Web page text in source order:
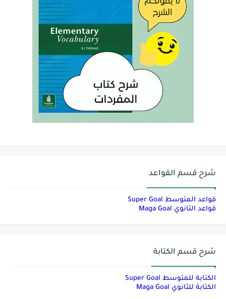
شرح قسم القواعد
قواعد المتوسط Super Goal
قواعد الثانوي Maga Goal
شرح قسم الكتابة
الكتابة للمتوسط Super Goal
الكتابة للثانوي Maga Goal